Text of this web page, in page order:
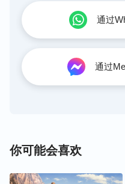
工作，所以，最先看见
这是我的第一次在肉身
作征服成全的工作，所
作，这是我的第二次在
工中人接触的不再是看
的老旧的信法都让我的
通过
通过
你可能会喜欢